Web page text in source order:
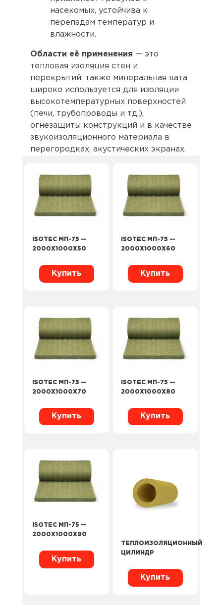
насекомых, устойчива к
перепадам температур и
влажности.
Области её применения — это
тепловая изоляция стен и
перекрытий, также минеральная вата
широко используется для изоляции
высокотемпературных поверхностей
(печи, трубопроводы и тд.),
огнезащиты конструкций и в качестве
звукоизоляционного материала в
перегородках, акустических экранах.
ISOTEC МП-75 —
2000X1000X50
Купить
ISOTEC МП-75 —
2000X1000X60
Купить
ISOTEC МП-75 —
2000X1000X70
Купить
ISOTEC МП-75 —
2000X1000X80
Купить
ISOTEC МП-75 —
2000X1000X90
Купить
ТЕПЛОИЗОЛЯЦИОННЫЙ
ЦИЛИНДР
Купить